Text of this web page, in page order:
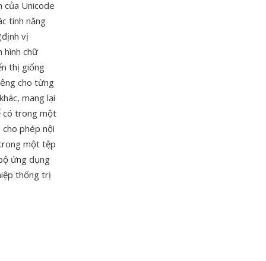
của Unicode
tính năng
vị
hình chữ
thị giống
cho từng
mang lại
có trong một
cho phép nội
một tệp
ứng dụng
thống trị